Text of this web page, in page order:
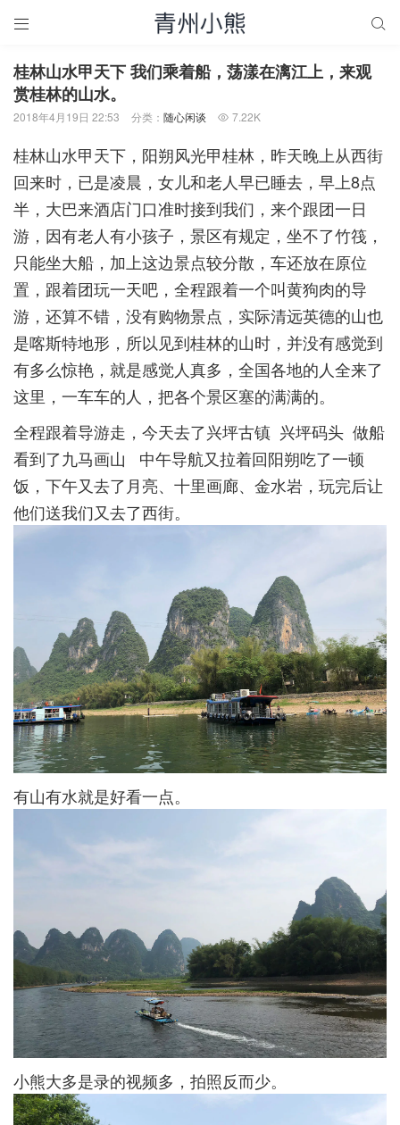
 
桂林山水甲天下 我们乘着船，荡漾在漓江上，来观
赏桂林的山水。
2018年4月19日 22:53 分类： 随心闲谈  7.22K
桂林山水甲天下，阳朔风光甲桂林，昨天晚上从西街
回来时，已是凌晨，女儿和老人早已睡去，早上8点
半，大巴来酒店门口准时接到我们，来个跟团一日
游，因有老人有小孩子，景区有规定，坐不了竹筏，
只能坐大船，加上这边景点较分散，车还放在原位
置，跟着团玩一天吧，全程跟着一个叫黄狗肉的导
游，还算不错，没有购物景点，实际清远英德的山也
是喀斯特地形，所以见到桂林的山时，并没有感觉到
有多么惊艳，就是感觉人真多，全国各地的人全来了
这里，一车车的人，把各个景区塞的满满的。
全程跟着导游走，今天去了兴坪古镇 兴坪码头 做船
看到了九马画山 中午导航又拉着回阳朔吃了一顿
饭，下午又去了月亮、十里画廊、金水岩，玩完后让
他们送我们又去了西街。
有山有水就是好看一点。
小熊大多是录的视频多，拍照反而少。